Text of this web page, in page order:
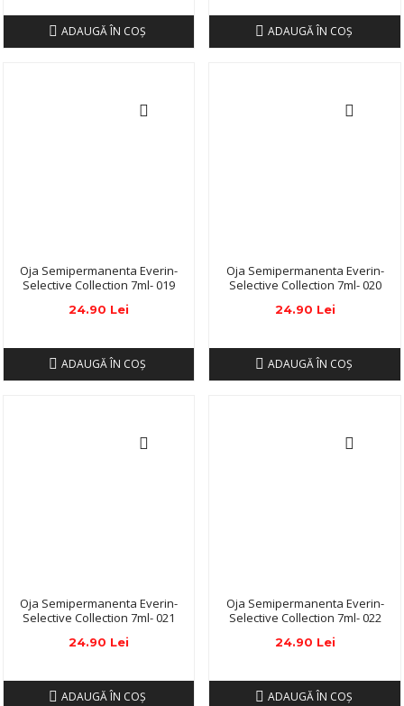
ADAUGĂ ÎN COŞ ADAUGĂ ÎN COŞ
Oja Semipermanenta Everin-
Selective Collection 7ml- 019
24.90 Lei
ADAUGĂ ÎN COŞ
Oja Semipermanenta Everin-
Selective Collection 7ml- 020
24.90 Lei
ADAUGĂ ÎN COŞ
Oja Semipermanenta Everin-
Selective Collection 7ml- 021
24.90 Lei
ADAUGĂ ÎN COŞ
Oja Semipermanenta Everin-
Selective Collection 7ml- 022
24.90 Lei
ADAUGĂ ÎN COŞ